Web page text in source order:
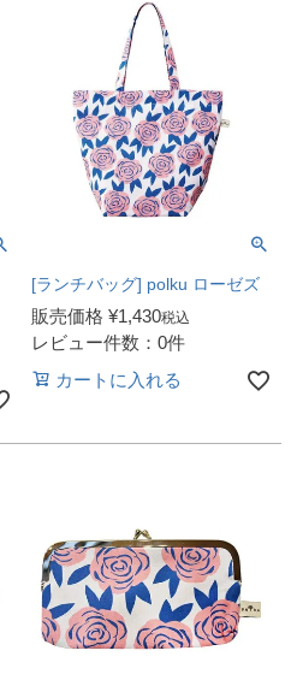
[ランチバッグ] polku ローゼズ
販売価格 ¥1,430税込
レビュー件数：0件
カートに入れる